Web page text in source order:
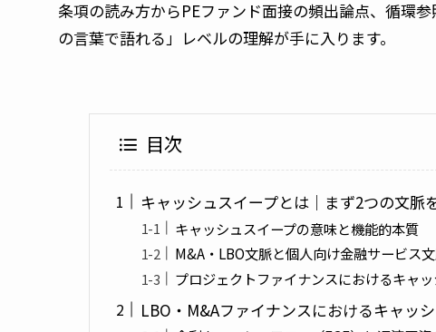
条項の読み方からPEファンド面接の頻出論点、循環
の言葉で語れる」レベルの理解が手に入ります。
目次
キャッシュスイープとは｜まず2つの文脈
キャッシュスイープの意味と機能的本質
M&A・LBO文脈と個人向け金融サービス
プロジェクトファイナンスにおけるキャ
LBO・M&Aファイナンスにおけるキャッ